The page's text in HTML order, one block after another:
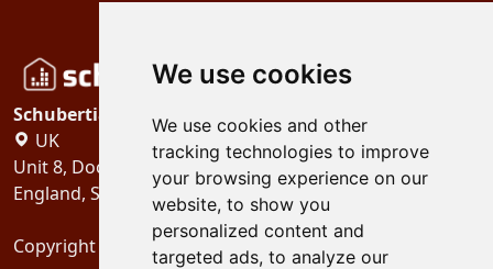
We use cookies
We use cookies and other
tracking technologies to improve
your browsing experience on our
website, to show you
personalized content and
targeted ads, to analyze our
Schubertiades, Ltd.
UK
Unit 8, Dock Offices, Surrey Quays Road, London
England, SE16 2XU
Copyright 2024 Schubertiades, Ltd.